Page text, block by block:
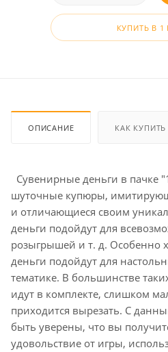
КУПИТЬ В 1
ОПИСАНИЕ КАК КУПИТЬ
Сувенирные деньги в пачке
шуточные купюры,
и отличающиеся своим
деньги подойдут для
розыгрышей и т. д. Особенно
деньги подойдут для
тематике. В большинстве
идут в комплекте, слишком
приходится вырезать. С
быть уверены, что вы
удовольствие от игры,